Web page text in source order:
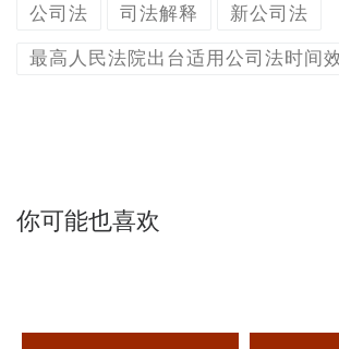
公司法 司法解释 新公司法
最高人民法院出台适用公司法时间
你可能也喜欢